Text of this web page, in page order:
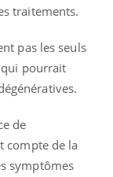
traitements.
pas les seuls
pourrait
de
compte de la
symptômes